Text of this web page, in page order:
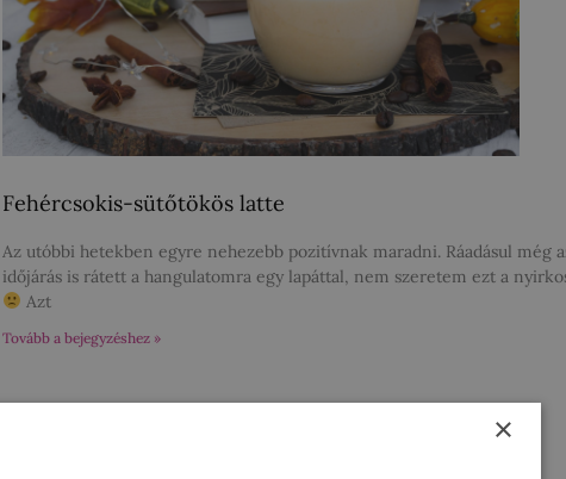
Fehércsokis-sütőtökös latte
Az utóbbi hetekben egyre nehezebb pozitívnak maradni. Ráadásul még
időjárás is rátett a hangulatomra egy lapáttal, nem szeretem ezt a
Azt
Tovább a bejegyzéshez »
×